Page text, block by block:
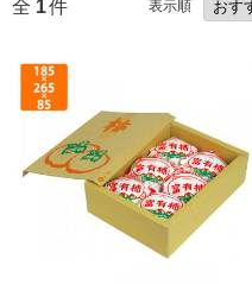
全 1件 表示順